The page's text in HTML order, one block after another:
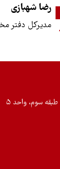
رضا شهبازی
مدیرکل دفتر